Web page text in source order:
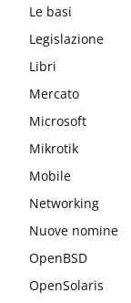
Le basi
Legislazione
Libri
Mercato
Microsoft
Mikrotik
Mobile
Networking
Nuove nomine
OpenBSD
OpenSolaris